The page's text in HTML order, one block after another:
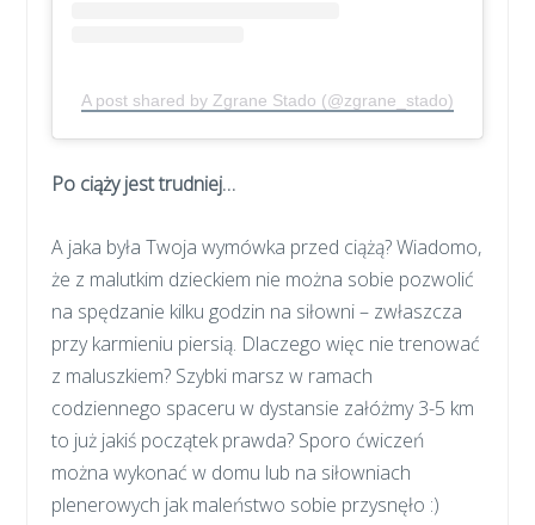
A post shared by Zgrane Stado (@zgrane_stado)
Po ciąży jest trudniej…
A jaka była Twoja wymówka przed ciążą? Wiadomo,
że z malutkim dzieckiem nie można sobie pozwolić
na spędzanie kilku godzin na siłowni – zwłaszcza
przy karmieniu piersią. Dlaczego więc nie trenować
z maluszkiem? Szybki marsz w ramach
codziennego spaceru w dystansie załóżmy 3-5 km
to już jakiś początek prawda? Sporo ćwiczeń
można wykonać w domu lub na siłowniach
plenerowych jak maleństwo sobie przysnęło :)